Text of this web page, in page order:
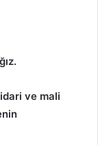
ve mali